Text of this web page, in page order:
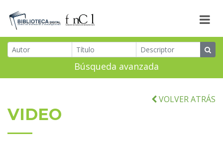
Búsqueda avanzada
VOLVER ATRÁS
VIDEO